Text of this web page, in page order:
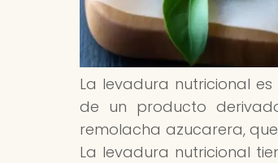
La levadura nutricional
de un producto
remolacha azucarera,
La levadura nutricional